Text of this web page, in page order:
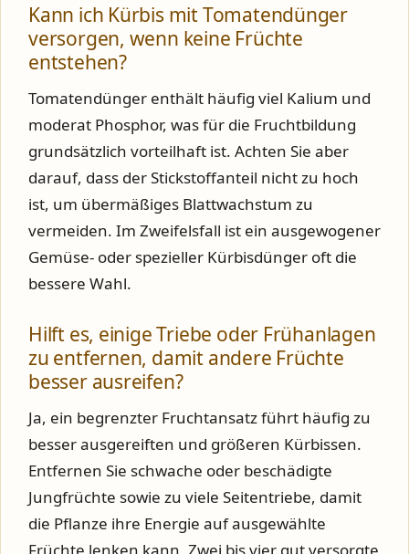
Kann ich Kürbis mit Tomatendünger
versorgen, wenn keine Früchte
entstehen?
Tomatendünger enthält häufig viel Kalium und
moderat Phosphor, was für die Fruchtbildung
grundsätzlich vorteilhaft ist. Achten Sie aber
darauf, dass der Stickstoffanteil nicht zu hoch
ist, um übermäßiges Blattwachstum zu
vermeiden. Im Zweifelsfall ist ein ausgewogener
Gemüse- oder spezieller Kürbisdünger oft die
bessere Wahl.
Hilft es, einige Triebe oder Frühanlagen
zu entfernen, damit andere Früchte
besser ausreifen?
Ja, ein begrenzter Fruchtansatz führt häufig zu
besser ausgereiften und größeren Kürbissen.
Entfernen Sie schwache oder beschädigte
Jungfrüchte sowie zu viele Seitentriebe, damit
die Pflanze ihre Energie auf ausgewählte
Früchte lenken kann. Zwei bis vier gut versorgte